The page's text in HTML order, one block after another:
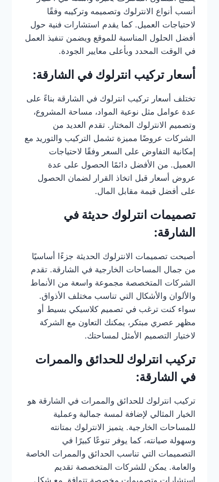
أنسب أنواع الانترلوك وتصميمه وتركيبه وفقًا
لاحتياجات العميل. كما يقدم استشارات فنية حول
أفضل الحلول المناسبة للموقع ويضمن تنفيذ العمل
في الوقت المحدد وبأعلى معايير الجودة.
أسعار تركيب انترلوك في الشارقة:
تختلف أسعار تركيب انترلوك في الشارقة بناءً على
عدة عوامل مثل نوعية المواد، مساحة المشروع،
وتصميم الانترلوك المختار. تقدم العديد من
الشركات عروضًا مميزة تشمل التركيب والتوريد مع
إمكانية التفاوض على السعر وفقًا لاحتياجات
العميل. من الأفضل دائمًا الحصول على عدة
عروض أسعار قبل اتخاذ القرار لضمان الحصول
على أفضل قيمة مقابل المال.
تصميمات انترلوك حديثة في
الشارقة:
أصبحت تصميمات الانترلوك الحديثة جزءًا أساسيًا
من جمال المساحات الخارجية في الشارقة. تقدم
الشركات المتخصصة مجموعة واسعة من الأنماط
والألوان والأشكال التي تناسب مختلف الأذواق.
سواء كنت ترغب في تصميم كلاسيكي بسيط أو
مظهر عصري مبتكر، يمكنك التعاون مع الشركة
لاختيار التصميم الأمثل لمساحتك.
تركيب انترلوك للحدائق والممرات
في الشارقة:
تركيب انترلوك للحدائق والممرات في الشارقة هو
الخيار المثالي لإضافة لمسة جمالية وعملية
للمساحات الخارجية. يتميز الانترلوك بمتانته
وسهولة صيانته، كما يوفر تنوعًا كبيرًا في
التصميمات التي تناسب الحدائق والممرات الخاصة
والعامة. يمكن للشركات المتخصصة تقديم